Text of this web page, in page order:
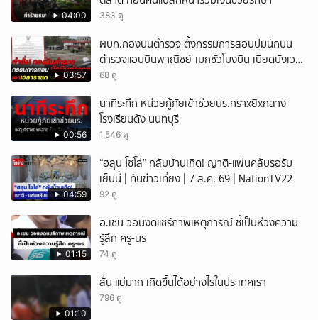
04:00 383 ดู
03:57
ผบก.กองบินตำรวจ ตั้งกรรมการสอบปมนักบิน
ตำรวจแอบบินพาณิชย์-เมกชั่วโมงบิน เบียดบังเวลา
ทำหน้าที่
68 ดู
00:56
นาทีระทึก หน่วยกู้ภัยเข้าช่วยนร.กราxยิxกลาง
โรงเรียนดัง นนทบุรี
1,546 ดู
04:59
“ฮลุน โซโล่” กลับบ้านเกิด! ญาติ-แฟนคลับรอรับ
เย็นนี้ | ทันข่าวเที่ยง | 7 ส.ค. 69 | NationTV22
92 ดู
01:15
อ.เชน วอนงดแชร์ภาพเหตุการณ์ ชี้เป็นห่วงความ
รู้สึก ครู-นร
74 ดู
01:10
ลั่น แย่มาก เกิดขึ้นได้อย่างไรในประเทศเรา
796 ดู